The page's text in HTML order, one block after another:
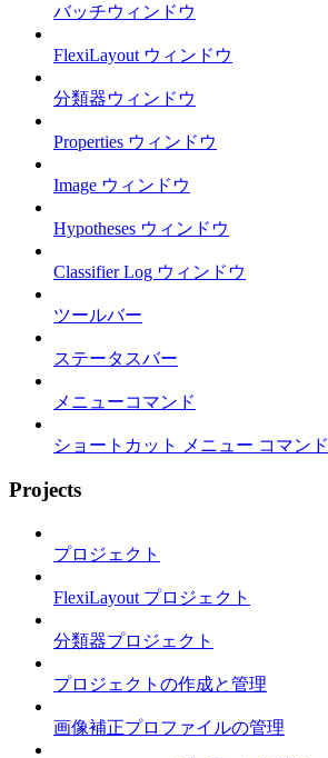
バッチウィンドウ
FlexiLayout ウィンドウ
分類器ウィンドウ
Properties ウィンドウ
Image ウィンドウ
Hypotheses ウィンドウ
Classifier Log ウィンドウ
ツールバー
ステータスバー
メニューコマンド
ショートカット メニュー コマンド
Projects
プロジェクト
FlexiLayout プロジェクト
分類器プロジェクト
プロジェクトの作成と管理
画像補正プロファイルの管理